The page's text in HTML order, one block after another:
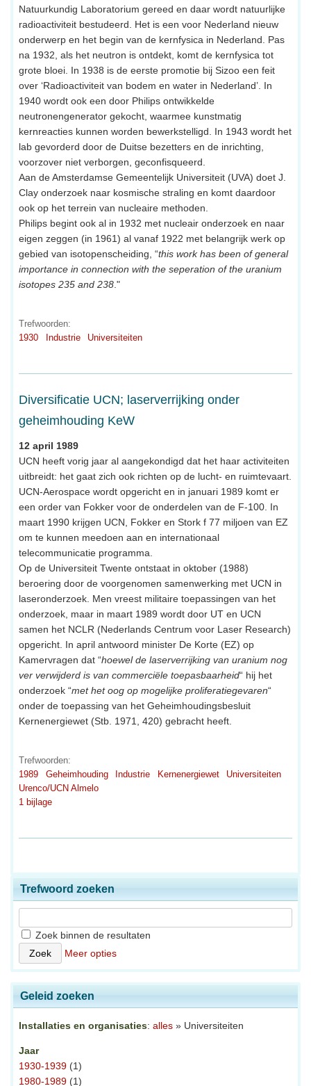
Natuurkundig Laboratorium gereed en daar wordt natuurlijke
radioactiviteit bestudeerd. Het is een voor Nederland nieuw
onderwerp en het begin van de kernfysica in Nederland. Pas
na 1932, als het neutron is ontdekt, komt de kernfysica tot
grote bloei. In 1938 is de eerste promotie bij Sizoo een feit
over ‘Radioactiviteit van bodem en water in Nederland’. In
1940 wordt ook een door Philips ontwikkelde
neutronengenerator gekocht, waarmee kunstmatig
kernreacties kunnen worden bewerkstelligd. In 1943 wordt het
lab gevorderd door de Duitse bezetters en de inrichting,
voorzover niet verborgen, geconfisqueerd.
Aan de Amsterdamse Gemeentelijk Universiteit (UVA) doet J.
Clay onderzoek naar kosmische straling en komt daardoor
ook op het terrein van nucleaire methoden.
Philips begint ook al in 1932 met nucleair onderzoek en naar
eigen zeggen (in 1961) al vanaf 1922 met belangrijk werk op
gebied van isotopenscheiding, “this work has been of general
importance in connection with the seperation of the uranium
isotopes 235 and 238 ."
Trefwoorden:
1930
Industrie Universiteiten
Diversificatie UCN; laserverrijking onder
geheimhouding KeW
12 april 1989
UCN heeft vorig jaar al aangekondigd dat het haar activiteiten
uitbreidt: het gaat zich ook richten op de lucht- en ruimtevaart.
UCN-Aerospace wordt opgericht en in januari 1989 komt er
een order van Fokker voor de onderdelen van de F-100. In
maart 1990 krijgen UCN, Fokker en Stork f 77 miljoen van EZ
om te kunnen meedoen aan en internationaal
telecommunicatie programma.
Op de Universiteit Twente ontstaat in oktober (1988)
beroering door de voorgenomen samenwerking met UCN in
laseronderzoek. Men vreest militaire toepassingen van het
onderzoek, maar in maart 1989 wordt door UT en UCN
samen het NCLR (Nederlands Centrum voor Laser Research)
opgericht. In april antwoord minister De Korte (EZ) op
Kamervragen dat “hoewel de laserverrijking van uranium nog
ver verwijderd is van commerciële toepasbaarheid“ hij het
onderzoek “met het oog op mogelijke proliferatiegevaren“
onder de toepassing van het Geheimhoudingsbesluit
Kernenergiewet (Stb. 1971, 420) gebracht heeft.
Trefwoorden:
1989
Geheimhouding Industrie Kernenergiewet
Universiteiten
Urenco/UCN Almelo
1 bijlage
Trefwoord zoeken
Zoek binnen de resultaten
Meer opties
Geleid zoeken
Installaties en organisaties: alles » Universiteiten
Jaar
1930-1939 (1)
1980-1989 (1)